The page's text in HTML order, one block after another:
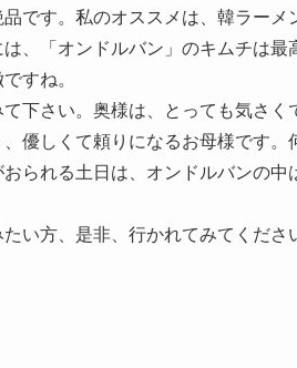
です。私のオススメは、韓ラーメ
、「オンドルバン」のキムチは
すね。
下さい。奥様は、とっても気さ
優しくて頼りになるお母様です。
られる土日は、オンドルバンの
い方、是非、行かれてみてくださ